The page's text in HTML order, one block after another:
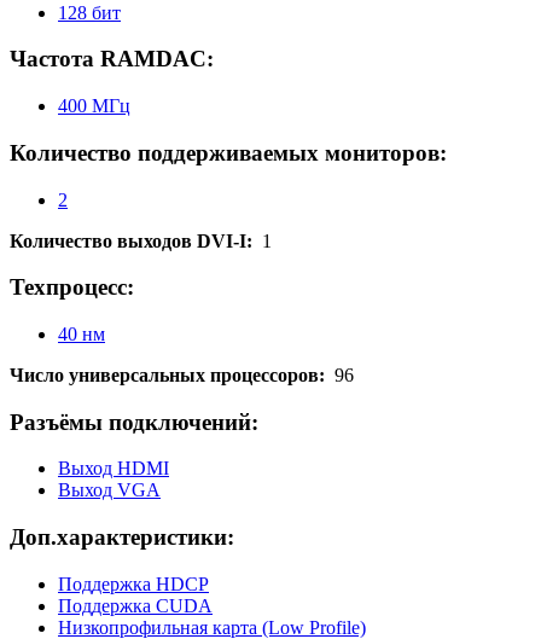
128 бит
Частота RAMDAC:
400 МГц
Количество поддерживаемых мониторов:
2
Количество выходов DVI-I: 1
Техпроцесс:
40 нм
Число универсальных процессоров: 96
Разъёмы подключений:
Выход HDMI
Выход VGA
Доп.характеристики:
Поддержка HDCP
Поддержка CUDA
Низкопрофильная карта (Low Profile)